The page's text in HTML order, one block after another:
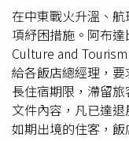
在中東戰火升溫、
項紓困措施。阿布
Culture and
給各飯店總經理，要
長住宿期限，滯留
文件內容，凡已達
如期出境的住客，